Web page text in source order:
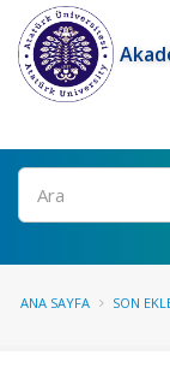
Ara
ANA SAYFA SON